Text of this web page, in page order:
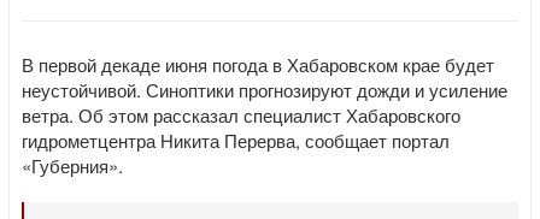
В первой декаде июня погода в Хабаровском крае будет
неустойчивой. Синоптики прогнозируют дожди и усиление
ветра. Об этом рассказал специалист Хабаровского
гидрометцентра Никита Перерва, сообщает портал
«Губерния».